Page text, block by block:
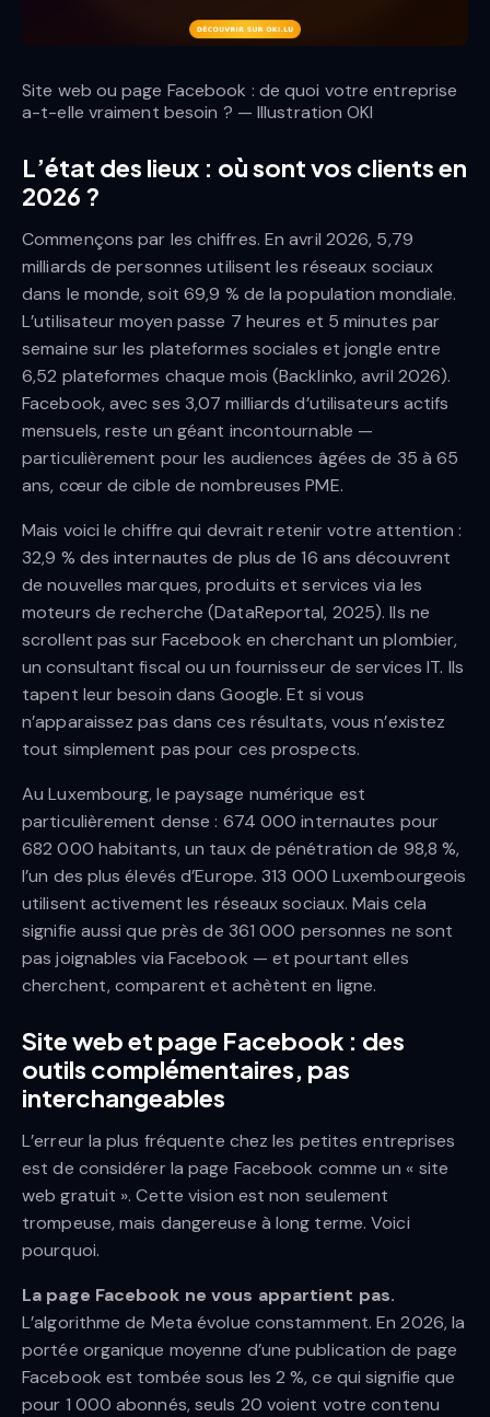
Site web ou page Facebook : de quoi votre entreprise
a-t-elle vraiment besoin ? — Illustration OKI
L’état des lieux : où sont vos clients en
2026 ?
Commençons par les chiffres. En avril 2026, 5,79
milliards de personnes utilisent les réseaux sociaux
dans le monde, soit 69,9 % de la population mondiale.
L’utilisateur moyen passe 7 heures et 5 minutes par
semaine sur les plateformes sociales et jongle entre
6,52 plateformes chaque mois (Backlinko, avril 2026).
Facebook, avec ses 3,07 milliards d’utilisateurs actifs
mensuels, reste un géant incontournable —
particulièrement pour les audiences âgées de 35 à 65
ans, cœur de cible de nombreuses PME.
Mais voici le chiffre qui devrait retenir votre attention :
32,9 % des internautes de plus de 16 ans découvrent
de nouvelles marques, produits et services via les
moteurs de recherche (DataReportal, 2025). Ils ne
scrollent pas sur Facebook en cherchant un plombier,
un consultant fiscal ou un fournisseur de services IT. Ils
tapent leur besoin dans Google. Et si vous
n’apparaissez pas dans ces résultats, vous n’existez
tout simplement pas pour ces prospects.
Au Luxembourg, le paysage numérique est
particulièrement dense : 674 000 internautes pour
682 000 habitants, un taux de pénétration de 98,8 %,
l’un des plus élevés d’Europe. 313 000 Luxembourgeois
utilisent activement les réseaux sociaux. Mais cela
signifie aussi que près de 361 000 personnes ne sont
pas joignables via Facebook — et pourtant elles
cherchent, comparent et achètent en ligne.
Site web et page Facebook : des
outils complémentaires, pas
interchangeables
L’erreur la plus fréquente chez les petites entreprises
est de considérer la page Facebook comme un « site
web gratuit ». Cette vision est non seulement
trompeuse, mais dangereuse à long terme. Voici
pourquoi.
La page Facebook ne vous appartient pas.
L’algorithme de Meta évolue constamment. En 2026, la
portée organique moyenne d’une publication de page
Facebook est tombée sous les 2 %, ce qui signifie que
pour 1 000 abonnés, seuls 20 voient votre contenu